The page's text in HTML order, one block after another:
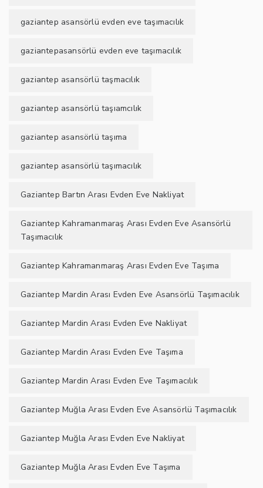
gaziantep asansörlü evden eve taşımacılık
gaziantepasansörlü evden eve taşımacılık
gaziantep asansörlü taşmacılık
gaziantep asansörlü taşıamcılık
gaziantep asansörlü taşıma
gaziantep asansörlü taşımacılık
Gaziantep Bartın Arası Evden Eve Nakliyat
Gaziantep Kahramanmaraş Arası Evden Eve Asansörlü
Taşımacılık
Gaziantep Kahramanmaraş Arası Evden Eve Taşıma
Gaziantep Mardin Arası Evden Eve Asansörlü Taşımacılık
Gaziantep Mardin Arası Evden Eve Nakliyat
Gaziantep Mardin Arası Evden Eve Taşıma
Gaziantep Mardin Arası Evden Eve Taşımacılık
Gaziantep Muğla Arası Evden Eve Asansörlü Taşımacılık
Gaziantep Muğla Arası Evden Eve Nakliyat
Gaziantep Muğla Arası Evden Eve Taşıma